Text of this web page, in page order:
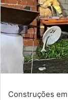
Construções